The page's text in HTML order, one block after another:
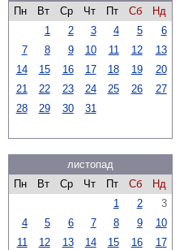
Пн
Вт Ср Чт Пт Сб
Нд
1
2 3 4 5
6
7
8 9 10 11 12
13
14
15 16 17 18 19
20
21
22 23 24 25 26
27
28
29 30 31
листопад
Пн
Вт Ср Чт Пт Сб
Нд
1
2
3
4
5 6 7 8 9
10
11
12 13 14 15 16
17